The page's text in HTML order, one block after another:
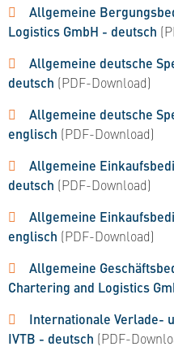
Allgemeine
Logistics GmbH - deutsch
Allgemeine deutsche
deutsch (PDF-Download)
Allgemeine deutsche
englisch (PDF-Download)
Allgemeine
deutsch (PDF-Download)
Allgemeine
englisch (PDF-Download)
Allgemeine
Chartering and Logistics
Internationale Verlade-
IVTB - deutsch (PDF-